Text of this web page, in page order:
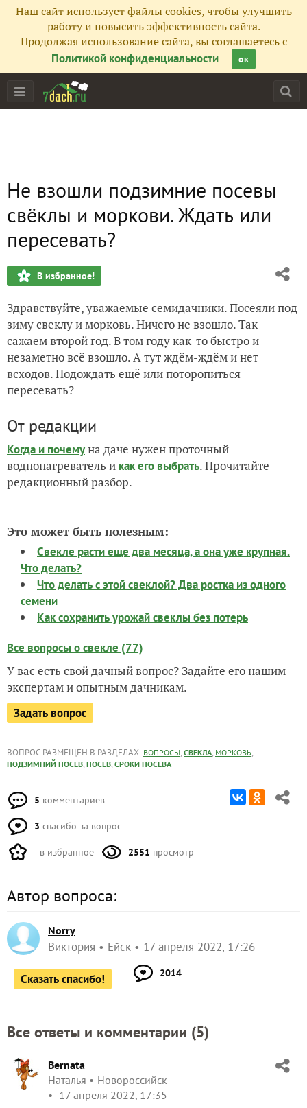
Наш сайт использует файлы cookies, чтобы улучшить
работу и повысить эффективность сайта.
Продолжая использование сайта, вы соглашаетесь с
Политикой конфиденциальности
ок
Не взошли подзимние посевы
свёклы и моркови. Ждать или
пересевать?
В избранное!
Здравствуйте, уважаемые семидачники. Посеяли под
зиму свеклу и морковь. Ничего не взошло. Так
сажаем второй год. В том году как-то быстро и
незаметно всё взошло. А тут ждём-ждём и нет
всходов. Подождать ещё или поторопиться
пересевать?
От редакции
Когда и почемуна даче нужен проточный
воднонагреватель и как его выбрать. Прочитайте
редакционный разбор.
Это может быть полезным:
Свекле расти еще два месяца, а она уже крупная.
Что делать?
Что делать с этой свеклой? Два ростка из одного
семени
Как сохранить урожай свеклы без потерь
Все вопросы о свекле (77)
У вас есть свой дачный вопрос? Задайте его нашим
экспертам и опытным дачникам.
Задать вопрос
ВОПРОС РАЗМЕЩЕН В РАЗДЕЛАХ: ВОПРОСЫ, СВЕКЛА, МОРКОВЬ,
ПОДЗИМНИЙ ПОСЕВ, ПОСЕВ, СРОКИ ПОСЕВА
5 комментариев
3 спасибо за вопрос
в избранное 2551 просмотр
Автор вопроса:
Norry
Виктория Ейск 17 апреля 2022, 17:26
Сказать спасибо! 2014
Все ответы и комментарии (5)
Bernata
Наталья
Новороссийск
17 апреля 2022, 17:35